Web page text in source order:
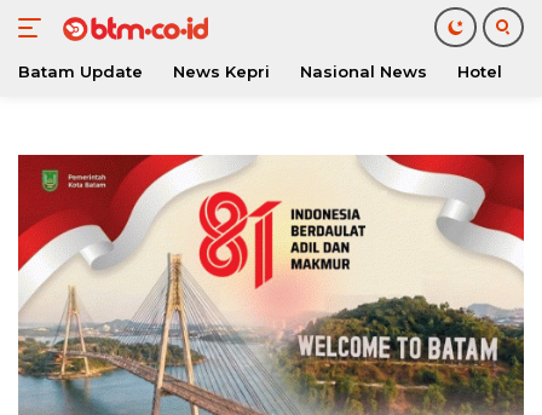
konten
Batam Update News Kepri Nasional News Hotel